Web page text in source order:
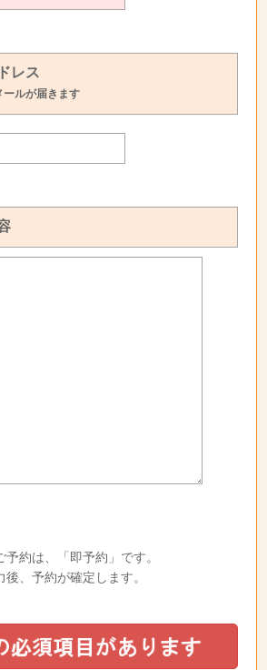
レス
ルが届きます
予約は、「即予約」です。
後、予約が確定します。